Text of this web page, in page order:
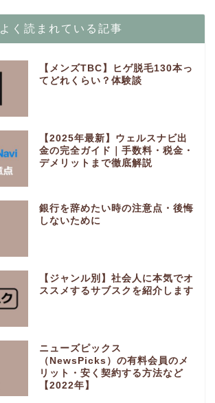
よく読まれている記事
【メンズTBC】ヒゲ脱毛130本っ
てどれくらい？体験談
【2025年最新】ウェルスナビ出
金の完全ガイド｜手数料・税金・
デメリットまで徹底解説
銀行を辞めたい時の注意点・後悔
しないために
【ジャンル別】社会人に本気でオ
ススメするサブスクを紹介します
ニューズピックス
（NewsPicks）の有料会員のメ
リット・安く契約する方法など
【2022年】